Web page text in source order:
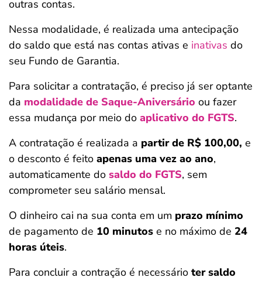
outras contas.
Nessa modalidade, é realizada uma antecipação
do saldo que está nas contas ativas e inativas do
seu Fundo de Garantia.
Para solicitar a contratação, é preciso já ser optante
da modalidade de Saque-Aniversário ou fazer
essa mudança por meio do aplicativo do FGTS.
A contratação é realizada a partir de R$ 100,00, e
o desconto é feito apenas uma vez ao ano,
automaticamente do saldo do FGTS, sem
comprometer seu salário mensal.
O dinheiro cai na sua conta em um prazo mínimo
de pagamento de 10 minutos e no máximo de 24
horas úteis.
Para concluir a contração é necessário ter saldo